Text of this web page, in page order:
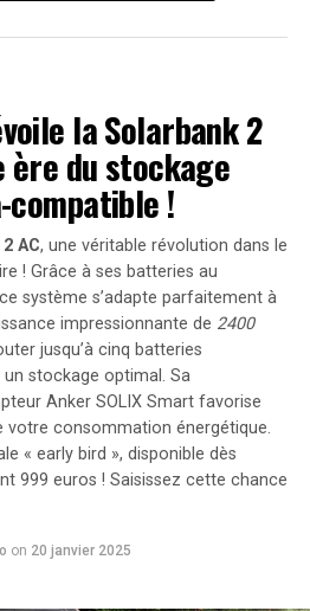
d’échappement plus larges que
flux dans la culasse par
moteurs. Ces avantages ont
majeurs lors du lancement
et continuent de l’être
hémisphérique a incité de‌
Chevrolet, Oldsmobile
tendance.
Hemi 302
la Solarbank 2
ère du stockage
compatible !
AC, une véritable révolution dans le
! Grâce à ses batteries au
système s’adapte parfaitement à
impressionnante de 2400
jusqu’à cinq batteries
stockage optimal. Sa
Anker SOLIX Smart favorise
votre consommation énergétique.
« early bird », disponible dès
999 euros ! Saisissez cette chance
on 20 janvier 2025